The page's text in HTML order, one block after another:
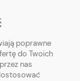
poprawne
do Twoich
nas